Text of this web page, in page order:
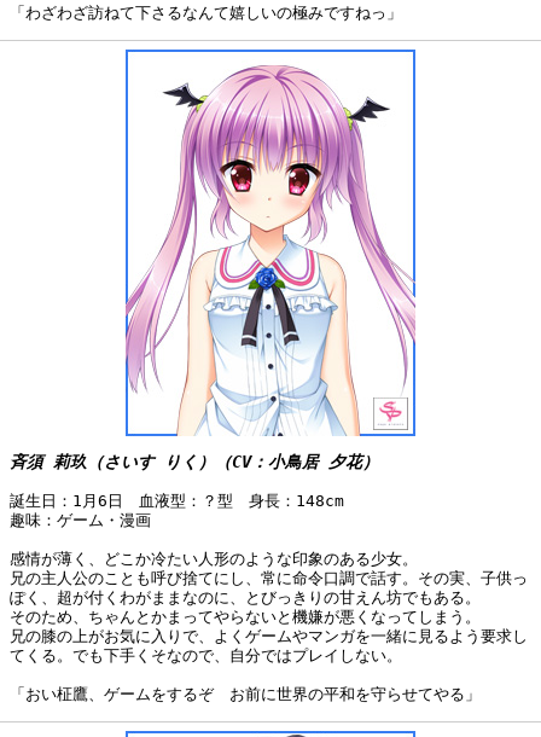
「わざわざ訪ねて下さるなんて嬉しいの極みですねっ」
斉須 莉玖（さいす りく）（CV：小鳥居 夕花）
誕生日：1月6日 血液型：？型 身長：148cm
趣味：ゲーム・漫画
感情が薄く、どこか冷たい人形のような印象のある少女。
兄の主人公のことも呼び捨てにし、常に命令口調で話す。その実、子供っ
ぽく、超が付くわがままなのに、とびっきりの甘えん坊でもある。
そのため、ちゃんとかまってやらないと機嫌が悪くなってしまう。
兄の膝の上がお気に入りで、よくゲームやマンガを一緒に見るよう要求し
てくる。でも下手くそなので、自分ではプレイしない。
「おい柾鷹、ゲームをするぞ お前に世界の平和を守らせてやる」